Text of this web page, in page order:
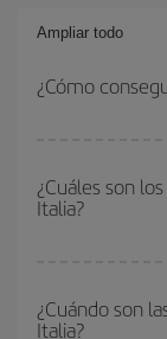
Ampliar todo
¿Cómo
barato si evitas
puedes ser
¿Cuáles son
Italia?
que empezar una
baratos
. Dinos
¿Cuándo son
Italia?